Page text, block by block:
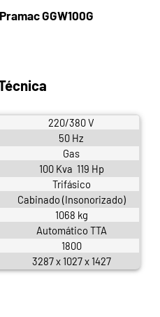
GGW100G
220/380 V
50 Hz
Gas
100 Kva 119 Hp
Trifásico
Cabinado (Insonorizado)
1068 kg
Automático TTA
1800
3287 x 1027 x 1427